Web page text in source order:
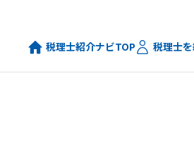
税理士紹介ナビTOP 税理士